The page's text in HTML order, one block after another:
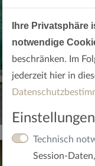
Ihre Privatsphäre
notwendige
beschränken. Im
jederzeit hier in
Einstellungen
Technisch
Session-